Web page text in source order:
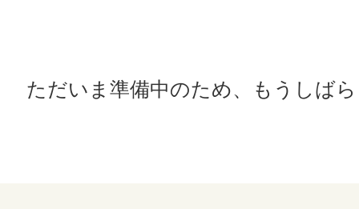
ただいま準備中のため、もうしば